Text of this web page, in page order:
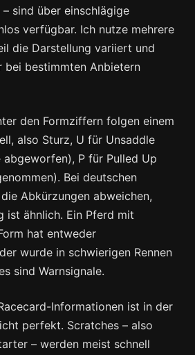
– sind über einschlägige
verfügbar. Ich nutze mehrere
die Darstellung variiert und
bei bestimmten Anbietern
den Formziffern folgen einem
also Sturz, U für Unsaddle
P für Pulled Up
Bei deutschen
Abkürzungen abweichen,
ist ähnlich. Ein Pferd mit
hat entweder
wurde in schwierigen Rennen
sind Warnsignale.
Informationen ist in der
perfekt. Scratches – also
– werden meist schnell